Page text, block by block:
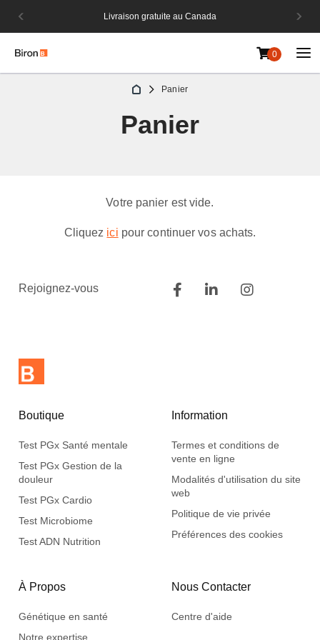
Livraison gratuite au Canada
0
Panier
Panier
Votre panier est vide.
Cliquez ici pour continuer vos achats.
Rejoignez-vous
Boutique
Test PGx Santé mentale
Test PGx Gestion de la
douleur
Test PGx Cardio
Test Microbiome
Test ADN Nutrition
Information
Termes et conditions de
vente en ligne
Modalités d'utilisation du site
web
Politique de vie privée
Préférences des cookies
À Propos
Génétique en santé
Notre expertise
Nous Contacter
Centre d'aide